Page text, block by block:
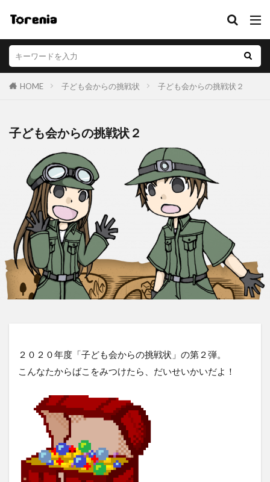
HOME 子ども会からの挑戦状 子ども会からの挑戦状２
子ども会からの挑戦状２
２０２０年度「子ども会からの挑戦状」の第２弾。
こんなたからばこをみつけたら、だいせいかいだよ！